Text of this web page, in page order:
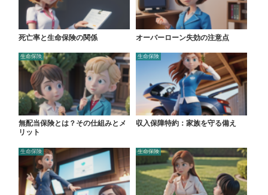
死亡率と生命保険の関係 オーバーローン失効の注意点
生命保険
無配当保険とは？その仕組みとメ
リット
生命保険
収入保障特約：家族を守る備え
生命保険 生命保険